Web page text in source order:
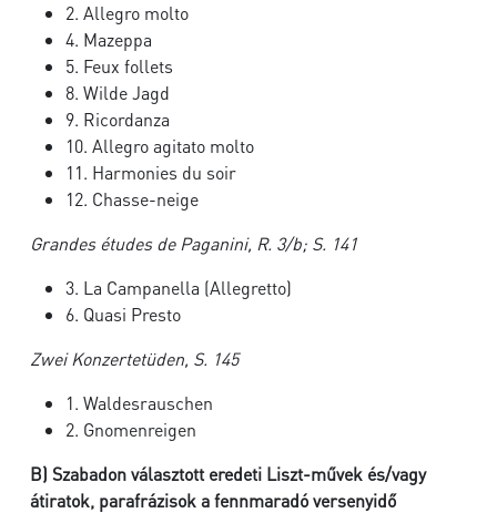
2. Allegro molto
4. Mazeppa
5. Feux follets
8. Wilde Jagd
9. Ricordanza
10. Allegro agitato molto
11. Harmonies du soir
12. Chasse-neige
Grandes études de Paganini, R. 3/b; S. 141
3. La Campanella (Allegretto)
6. Quasi Presto
Zwei Konzertetüden, S. 145
1. Waldesrauschen
2. Gnomenreigen
B) Szabadon választott eredeti Liszt-művek és/vagy
átiratok, parafrázisok a fennmaradó versenyidő